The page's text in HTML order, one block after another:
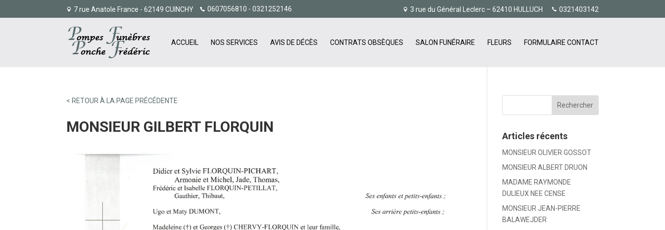
7 rue Anatole France - 62149 CUINCHY 0607056810 - 0321252146 3 rue du Général Leclerc – 62410 HULLUCH 0321403142
ACCUEIL NOS SERVICES AVIS DE DÉCÈS CONTRATS OBSÈQUES SALON FUNÉRAIRE FLEURS FORMULAIRE CONTACT
< RETOUR À LA PAGE PRÉCÉDENTE
MONSIEUR GILBERT FLORQUIN
Articles récents
MONSIEUR OLIVIER GOSSOT
MONSIEUR ALBERT DRUON
MADAME RAYMONDE
DULIEUX NEE CENSE
MONSIEUR JEAN-PIERRE
BALAWEJDER